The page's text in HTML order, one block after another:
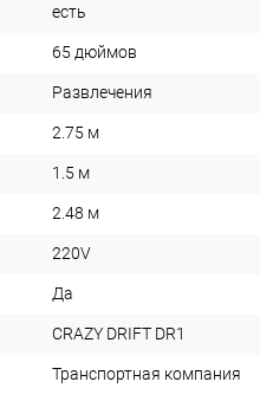
есть
65 дюймов
Развлечения
2.75 м
1.5 м
2.48 м
220V
Да
CRAZY DRIFT DR1
Транспортная компания